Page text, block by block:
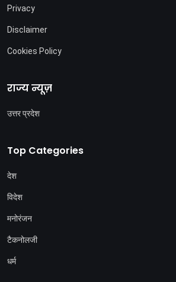
Privacy
Disclaimer
Cookies Policy
राज्य न्यूज़
उत्तर प्रदेश
Top Categories
देश
विदेश
मनोरंजन
टैकनोलजी
धर्म